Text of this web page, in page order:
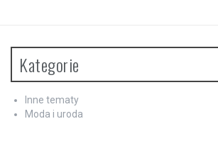
Kategorie
Inne tematy
Moda i uroda